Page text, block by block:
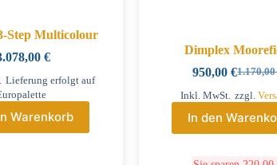
Step Multicolour
€
Lieferung erfolgt auf
Warenkorb
Dimplex
950,00€
Inkl. MwSt. zzgl.
In den